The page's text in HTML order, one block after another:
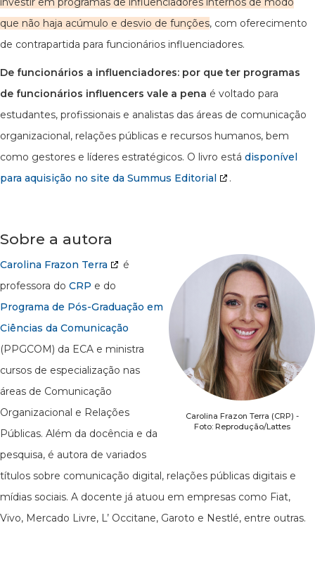
que não haja acúmulo e desvio de funções, com oferecimento
de contrapartida para funcionários influenciadores.
De funcionários a influenciadores: por que ter programas
de funcionários influencers vale a pena é voltado para
estudantes, profissionais e analistas das áreas de comunicação
organizacional, relações públicas e recursos humanos, bem
como gestores e líderes estratégicos. O livro está disponível
para aquisição no site da Summus Editorial
.
Sobre a autora
Carolina Frazon Terra (CRP) -
Foto: Reprodução/Lattes
Carolina Frazon Terra
é
professora do CRP e do
Programa de Pós-Graduação em
Ciências da Comunicação
(PPGCOM) da ECA e ministra
cursos de especialização nas
áreas de Comunicação
Organizacional e Relações
Públicas. Além da docência e da
pesquisa, é autora de variados
títulos sobre comunicação digital, relações públicas digitais e
mídias sociais. A docente já atuou em empresas como Fiat,
Vivo, Mercado Livre, L’ Occitane, Garoto e Nestlé, entre outras.